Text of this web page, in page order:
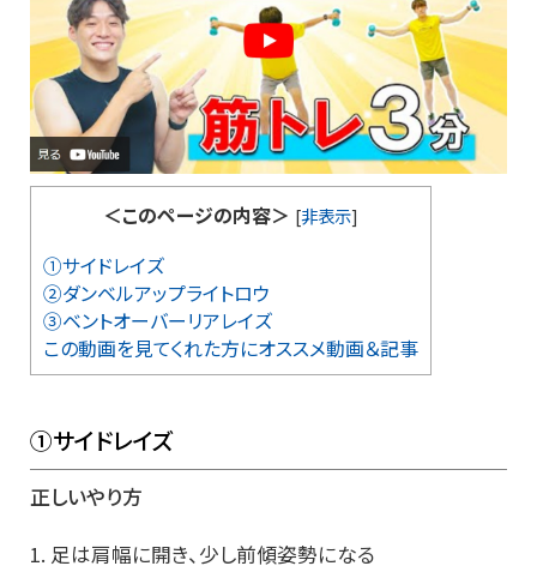
＜このページの内容＞ [非表示]
①サイドレイズ
②ダンベルアップライトロウ
③ベントオーバーリアレイズ
この動画を見てくれた方にオススメ動画＆記事
①サイドレイズ
正しいやり方
1. 足は肩幅に開き、少し前傾姿勢になる